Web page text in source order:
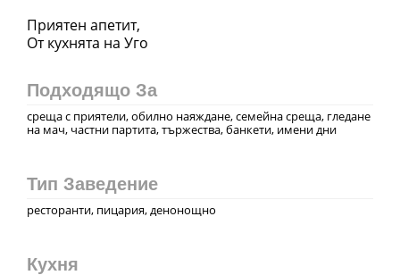
Приятен апетит,
От кухнята на Уго
Подходящо За
среща с приятели, обилно наяждане, семейна среща, гледане
на мач, частни партита, тържества, банкети, имени дни
Тип Заведение
ресторанти, пицария, денонощно
Кухня